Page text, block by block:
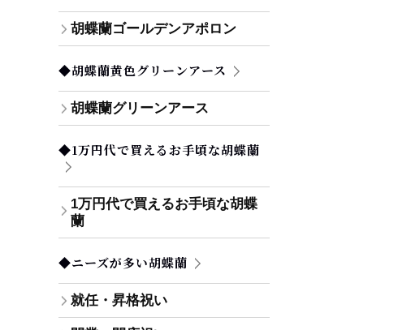
胡蝶蘭ゴールデンアポロン
◆胡蝶蘭黄色グリーンアース
胡蝶蘭グリーンアース
◆1万円代で買えるお手頃な胡蝶蘭
1万円代で買えるお手頃な胡蝶
蘭
◆ニーズが多い胡蝶蘭
就任・昇格祝い